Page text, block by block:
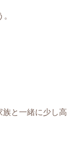
と一緒に少し高